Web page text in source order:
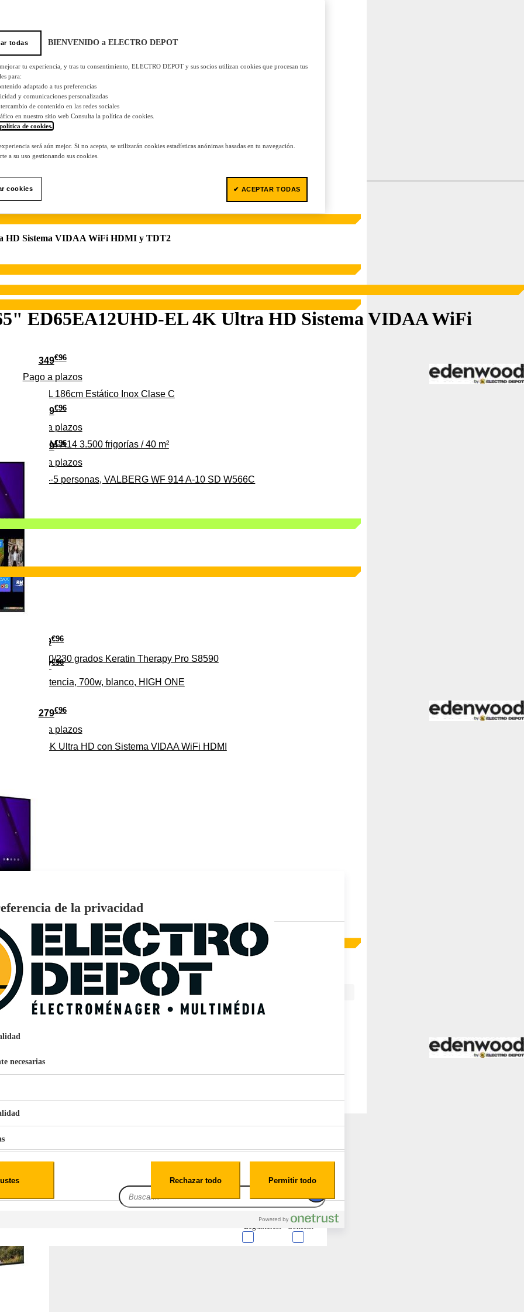
279€96
Pago a plazos
para 4-5 personas, VALBERG WF 914 A-10 SD W566C
349€96
Pago a plazos
315 C 315L 186cm Estático Inox Clase C
37€96
de potencia, 700w, blanco, HIGH ONE
369€96
Pago a plazos
CLIM-A14 3.500 frigorías / 40 m²
1,1L Limpia Sofás Alfombras Coche SP3
29€96
160/230 grados Keratin Therapy Pro S8590
279€96
Pago a plazos
EL 4K Ultra HD con Sistema VIDAA WiFi HDMI
159€ 96
Pago aplazos
EcoTank EPSON ET-2861
HD Sistema VIDAA WiFi HDMI y TDT2
ED65EA12UHD-EL 4K Ultra HD Sistema VIDAA WiFi
todas BIENVENIDO a ELECTRO DEPOT
tu experiencia, y tras tu consentimiento, ELECTRO DEPOT y sus socios utilizan cookies que procesan tus
para:
adaptado a tus preferencias
y comunicaciones personalizadas
de contenido en las redes sociales
en nuestro sitio web Consulta la política de cookies.
de cookies.
será aún mejor. Si no acepta, se utilizarán cookies estadísticas anónimas basadas en tu navegación.
a su uso gestionando sus cookies.
cookies ✔ ACEPTAR TODAS
de la privacidad
necesarias
Consent
Leg.Interest
Rechazar todo Permitir todo